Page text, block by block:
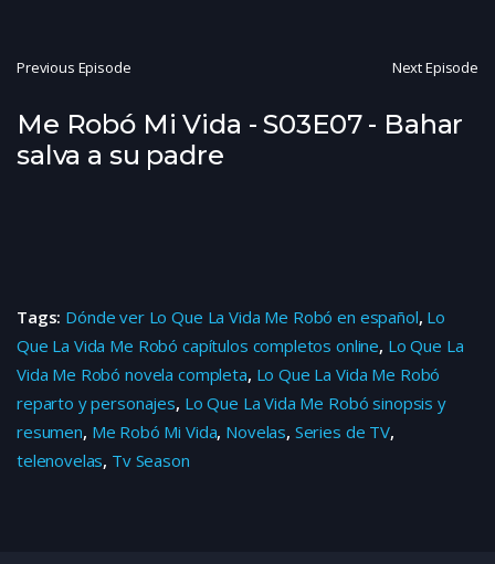
Previous Episode Next Episode
Me Robó Mi Vida - S03E07 - Bahar
salva a su padre
Tags: Dónde ver Lo Que La Vida Me Robó en español, Lo
Que La Vida Me Robó capítulos completos online, Lo Que La
Vida Me Robó novela completa, Lo Que La Vida Me Robó
reparto y personajes, Lo Que La Vida Me Robó sinopsis y
resumen, Me Robó Mi Vida, Novelas, Series de TV,
telenovelas, Tv Season